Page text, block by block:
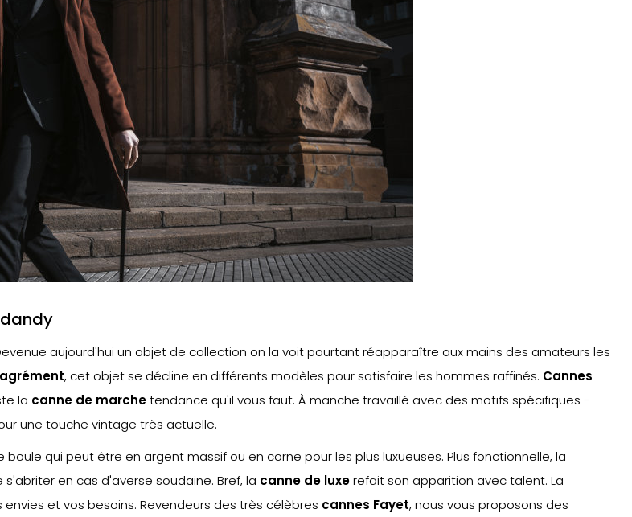
aujourd'hui un objet de collection on la voit pourtant réapparaître aux mains des amateurs les
, cet objet se décline en différents modèles pour satisfaire les hommes raffinés. Cannes
la canne de marchetendance qu'il vous faut. À manche travaillé avec des motifs spécifiques -
une touche vintage très actuelle.
qui peut être en argent massif ou en corne pour les plus luxueuses. Plus fonctionnelle, la
en cas d'averse soudaine. Bref, la canne de luxerefait son apparition avec talent. La
et vos besoins. Revendeurs des très célèbres cannes Fayet, nous vous proposons des